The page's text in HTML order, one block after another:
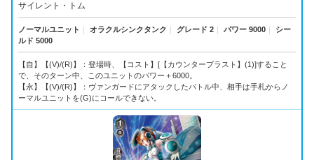
サイレント・トム
ノーマルユニット ｜ オラクルシンクタンク ｜ グレード 2 ｜ パワー 9000 ｜
シー
ルド 5000
【自】【(V)/(R)】：登場時、【コスト】[【カウンターブラスト】(1)]すること
で、そのターン中、このユニットのパワー＋6000。
【永】【(V)/(R)】：ヴァンガードにアタックしたバトル中、相手は手札からノ
ーマルユニットを(G)にコールできない。